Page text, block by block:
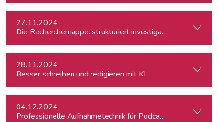
27.11.2024
Die Recherchemappe: strukturiert investigativ arbeiten,
28.11.2024
Besser schreiben und redigieren mit KI
04.12.2024
Professionelle Aufnahmetechnik für Podcasts